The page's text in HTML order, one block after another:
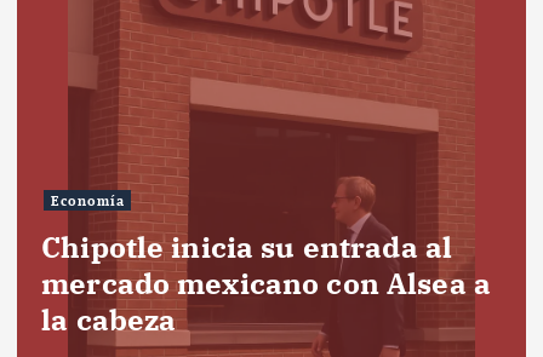
Economía
Chipotle inicia su entrada al
mercado mexicano con Alsea a
la cabeza